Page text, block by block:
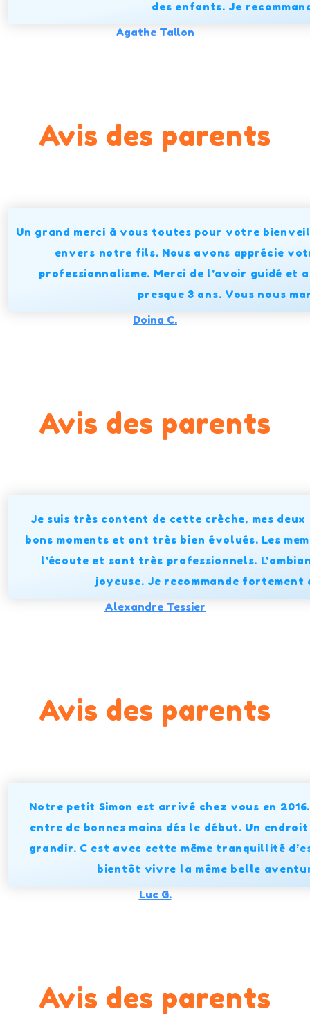
des enfants. Je
Agathe Tallon
Avis des parents
Un grand merci à vous toutes pour votre
envers notre fils. Nous avons apprécie
professionnalisme. Merci de l'avoir guidé et
presque 3 ans. Vous nous
Doina C.
Avis des parents
Je suis très content de cette crèche, mes
bons moments et ont très bien évolués. Les
l'écoute et sont très professionnels.
joyeuse. Je recommande fortement
Alexandre Tessier
Avis des parents
Notre petit Simon est arrivé chez vous en
entre de bonnes mains dés le début. Un
grandir. C est avec cette même tranquillité
bientôt vivre la même belle
Luc G.
Avis des parents